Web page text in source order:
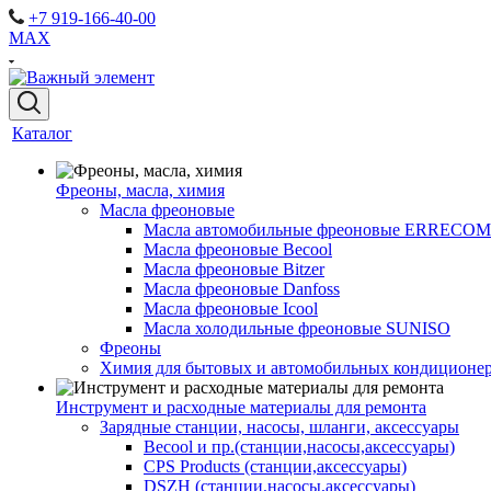
+7 919-166-40-00
MAX
Каталог
Фреоны, масла, химия
Масла фреоновые
Масла автомобильные фреоновые ERRECOM
Масла фреоновые Becool
Масла фреоновые Bitzer
Масла фреоновые Danfoss
Масла фреоновые Icool
Масла холодильные фреоновые SUNISO
Фреоны
Химия для бытовых и автомобильных
Инструмент и расходные материалы для ремонта
Зарядные станции, насосы, шланги, аксессуары
Becool и пр.(станции,насосы,аксессуары)
CPS Products (станции,аксессуары)
DSZH (станции,насосы,аксессуары)